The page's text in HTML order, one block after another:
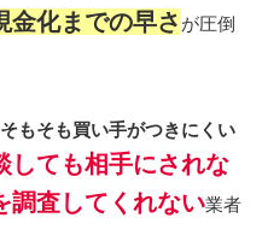
金化までの早さ が圧倒
そもそも買い手がつきにくい
しても相手にされな
調査してくれない業者